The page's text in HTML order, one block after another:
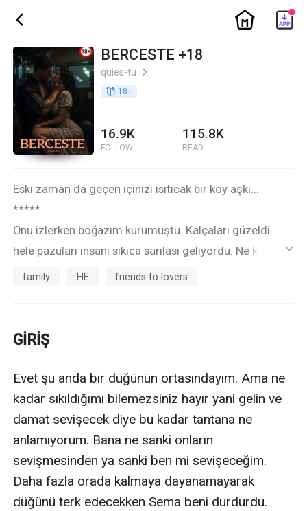
ic_back ic_home
BERCESTE +18
quies-tu ic_arrow_right
book_age 18+
16.9K
FOLLOW
115.8K
READ
Eski zaman da geçen içinizi ısıtıcak bir köy aşkı...
*****
Onu izlerken boğazım kurumuştu. Kalçaları güzeldi
hele pazuları insanı sıkıca sarılası geliyordu. Ne kadar
süre izledim bilmiyorum ama onun her hareketini
Ben onun her hareketi kutsalmış gibi izlerken birden
beğendin mi bari? Ne kadar daha izleyeceksin?" diye
sorduğun da lâl olmuştum.
Ben onun aletine bakarken o bana yaklaşmıştı bile
elimden hızla tutup beni içeri çekerek banyonun
kapısını kapatıp beni kapıya yapıştırdı ama kendini de
bana yapıştırmıştı.
*****
ic_default
family HE friends to lovers
GİRİŞ
Evet şu anda bir düğünün ortasındayım. Ama ne
kadar sıkıldığımı bilemezsiniz hayır yani gelin ve
damat sevişecek diye bu kadar tantana ne
anlamıyorum. Bana ne sanki onların
sevişmesinden ya sanki ben mi sevişeceğim.
Daha fazla orada kalmaya dayanamayarak
düğünü terk edecekken Sema beni durdurdu.